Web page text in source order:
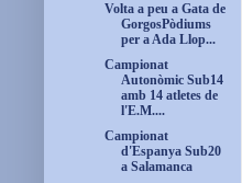
Volta a peu a Gata de
GorgosPòdiums
per a Ada Llop...
Campionat
Autonòmic Sub14
amb 14 atletes de
l'E.M....
Campionat
d'Espanya Sub20
a Salamanca